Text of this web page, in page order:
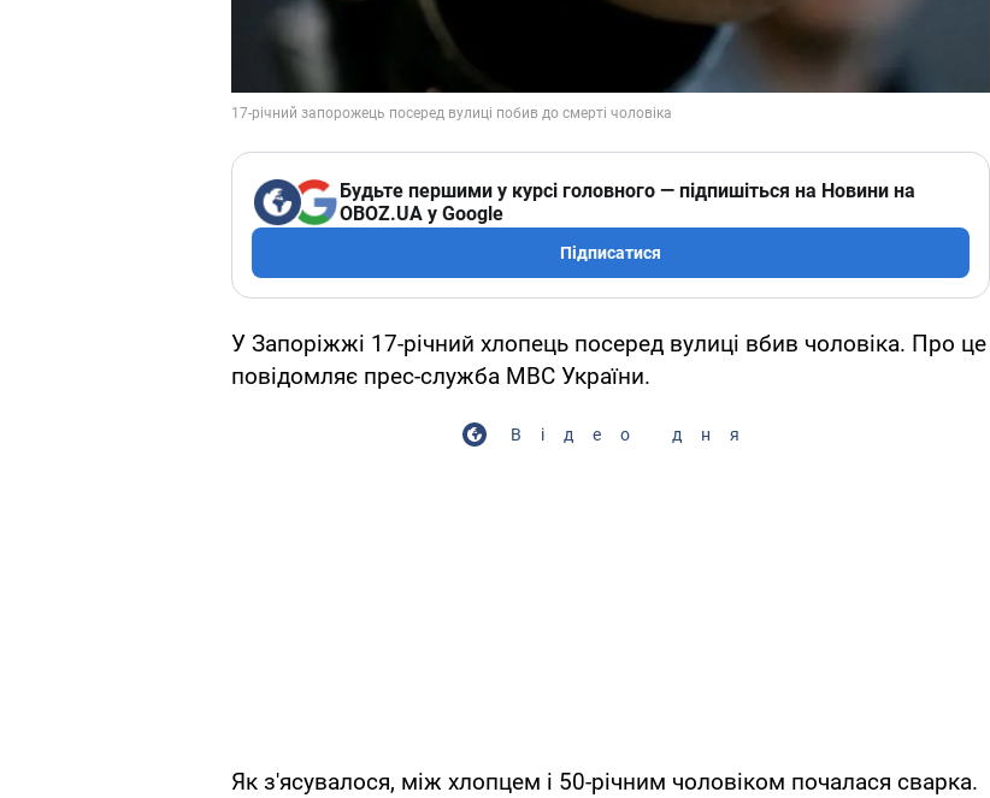
Будьте першими у курсі головного — підпишіться на Новини на
OBOZ.UA у Google
Підписатися
У Запоріжжі 17-річний хлопець посеред вулиці вбив чоловіка. Про це
повідомляє прес-служба МВС України.
Відео дня
Як з'ясувалося, між хлопцем і 50-річним чоловіком почалася сварка.